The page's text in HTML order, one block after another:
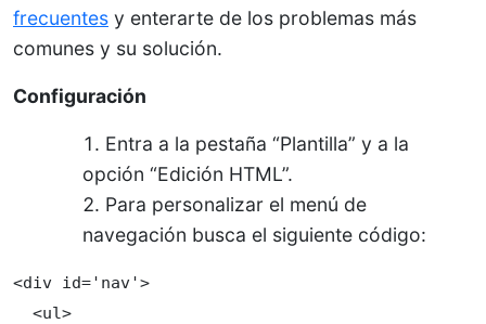
frecuentes y enterarte de los problemas más
comunes y su solución.
Configuración
Entra a la pestaña “Plantilla” y a la
opción “Edición HTML”.
Para personalizar el menú de
navegación busca el siguiente código:
<div id='nav'>
  <ul>